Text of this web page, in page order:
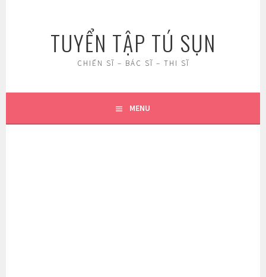
TUYỂN TẬP TÚ SỤN
CHIẾN SĨ – BÁC SĨ – THI SĨ
MENU